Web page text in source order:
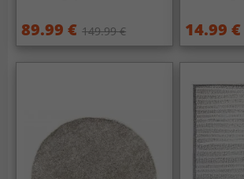
89.99 € 149.99 € 14.99 €